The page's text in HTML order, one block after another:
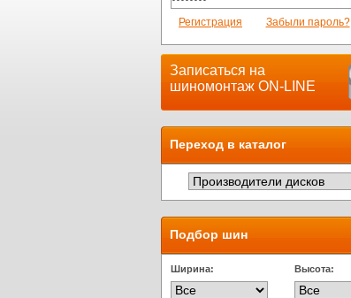
Регистрация Забыли пароль?
Записаться на
шиномонтаж ON-LINE
Переход в каталог
Подбор шин
Ширина: Высота: